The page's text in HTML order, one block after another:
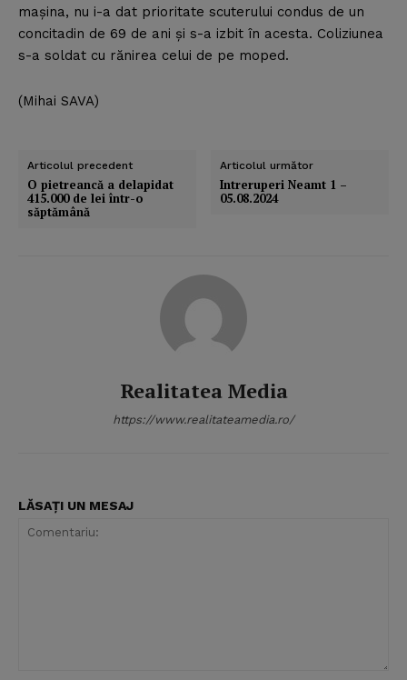
maşina, nu i-a dat prioritate scuterului condus de un
concitadin de 69 de ani şi s-a izbit în acesta. Coliziunea
s-a soldat cu rănirea celui de pe moped.
(Mihai SAVA)
Articolul precedent
O pietreancă a delapidat
415.000 de lei într-o
săptămână
Articolul următor
Intreruperi Neamt 1 –
05.08.2024
Realitatea Media
https://www.realitateamedia.ro/
LĂSAȚI UN MESAJ